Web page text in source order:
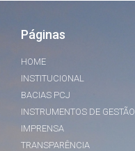
Páginas
HOME
INSTITUCIONAL
BACIAS PCJ
INSTRUMENTOS DE GESTÃO
IMPRENSA
TRANSPARÊNCIA